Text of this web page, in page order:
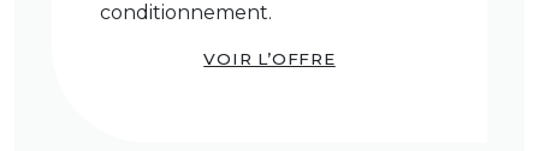
conditionnement.
VOIR L’OFFRE